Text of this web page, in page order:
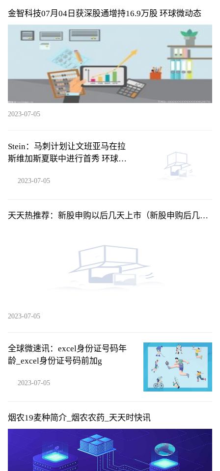
金智科技07月04日获深股通增持16.9万股 环球微动态
2023-07-05
Stein：马刺计划让文班亚马在拉
斯维加斯夏联中进行首秀 环球新
2023-07-05
天天热推荐：新股申购以后几天上市（新股申购后几天
2023-07-05
全球微速讯：excel身份证号码年
龄_excel身份证号码前加g
2023-07-05
烟农19麦种简介_烟农农药_天天时快讯